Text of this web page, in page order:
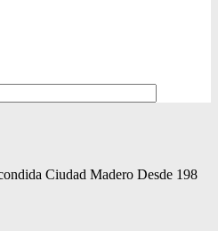
Ciudad Madero Desde 198